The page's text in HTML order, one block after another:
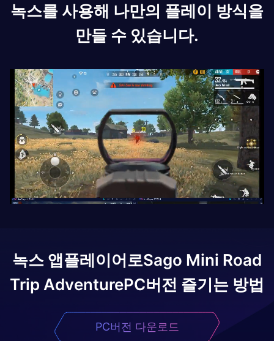
녹스를 사용해 나만의 플레이 방식을
만들 수 있습니다.
녹스 앱플레이어로Sago Mini Road
Trip AdventurePC버전 즐기는 방법
PC버전 다운로드